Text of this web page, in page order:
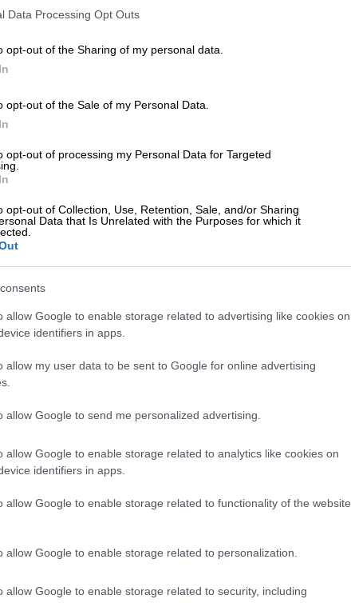
Data Processing Opt Outs
opt-out of the Sharing of my personal data.
opt-out of the Sale of my Personal Data.
opt-out of processing my Personal Data for Targeted
opt-out of Collection, Use, Retention, Sale, and/or Sharing
Data that Is Unrelated with the Purposes for which it
allow Google to enable storage related to advertising like cookies on
identifiers in apps.
allow my user data to be sent to Google for online advertising
allow Google to send me personalized advertising.
allow Google to enable storage related to analytics like cookies on
identifiers in apps.
allow Google to enable storage related to functionality of the website
allow Google to enable storage related to personalization.
allow Google to enable storage related to security, including
το ΕΘΝΟΣ στη Google
τοποθετήσεις ότι η κάλπη είναι ακόµα
είναι ξεκάθαρο ότι η χώρα
κυβέρνηση της Νέας ∆ηµοκρατίας.
η κυβέρνηση προσπάθεια να πείσει
φυσικά και των πολιτών
-σε γενικές γραµµές ταυτίζονται µε
κάλπης- υποστηρίζουν τη γνωστή
κρίνουµε µετά». Συνήθως την παραπάνω
«Πόσο χειρότερα µπορούν να τα
σε γενικές γραµµές η οριακά πλήρης
για το κυβερνητικό έργο, για την
Ν∆, για τα προεκλογικά προγράµµατα
αυτά αν εφαρµοστούν µετεκλογικά µού
όλα είναι σίγουρα ταυτόχρονα. Οι
στην πλειονότητά τους δεν
ότι ξέρουν ελάχιστα.
ενηµέρωσης; Είναι έλλειµµα πολιτικής
Είναι η χαµηλή ποιότητα του πολιτικού
τους πολίτες; Είναι η κρίση; Είναι
Είναι ο καιρός; Τι φταίει που οι
να ψηφίσουν, δεν ασχολούνται
απάντηση στα παραπάνω ερωτήµατα
την Αµερική;» ή «πέφτεις από τα